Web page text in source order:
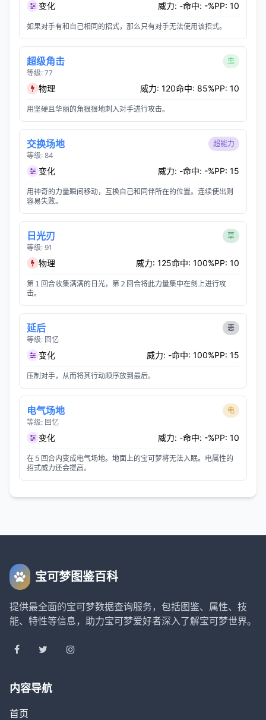
变化 威力: -命中: -%PP: 10
如果对手有和自己相同的招式，那么只有对手无法使用该招式。
超级角击
等级: 77
虫
物理 威力: 120命中: 85%PP: 10
用坚硬且华丽的角狠狠地刺入对手进行攻击。
交换场地
等级: 84
超能力
变化 威力: -命中: -%PP: 15
用神奇的力量瞬间移动，互换自己和同伴所在的位置。连续使出则
容易失败。
日光刃
等级: 91
草
物理 威力: 125命中: 100%PP: 10
第１回合收集满满的日光，第２回合将此力量集中在剑上进行攻
击。
延后
等级: 回忆
恶
变化 威力: -命中: 100%PP: 15
压制对手，从而将其行动顺序放到最后。
电气场地
等级: 回忆
电
变化 威力: -命中: -%PP: 10
在５回合内变成电气场地。地面上的宝可梦将无法入眠。电属性的
招式威力还会提高。
宝可梦图鉴百科
提供最全面的宝可梦数据查询服务，包括图鉴、属性、技
能、特性等信息，助力宝可梦爱好者深入了解宝可梦世界。
内容导航
首页